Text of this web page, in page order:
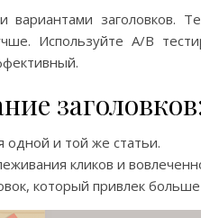
заголовков.
Используйте A/B
одной и той же статьи.
кликов и
который привлек больше